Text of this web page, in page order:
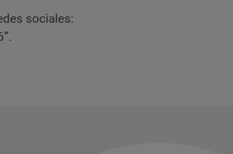
sociales: